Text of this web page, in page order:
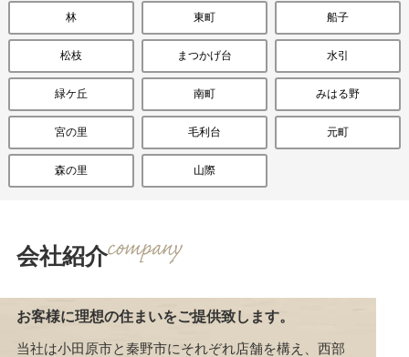
林 東町 船子
松枝 まつかげ台 水引
緑ケ丘 南町 みはる野
宮の里 毛利台 元町
森の里 山際
会社紹介
お客様に理想の住まいをご提供致します。
当社は小田原市と秦野市にそれぞれ店舗を構え、西部